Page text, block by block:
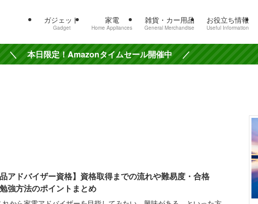
ガジェット
Gadget
家電
Home Appliances
雑貨・カー用品
General Merchandise
お役立ち情報
Useful Information
＼ 本日限定！Amazonタイムセール開催中 ／
品アドバイザー資格】資格取得までの流れや難易度・合格
強方法のポイントまとめ